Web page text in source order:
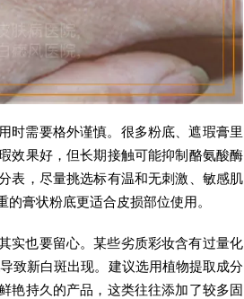
时需要格外谨慎。很多粉底、遮瑕膏里
效果好，但长期接触可能抑制酪氨酸酶
表，尽量挑选标有温和无刺激、敏感肌
膏状粉底更适合皮损部位使用。
实也要留心。某些劣质彩妆含有过量化
导致新白斑出现。建议选用植物提取成分
艳持久的产品，这类往往添加了较多固